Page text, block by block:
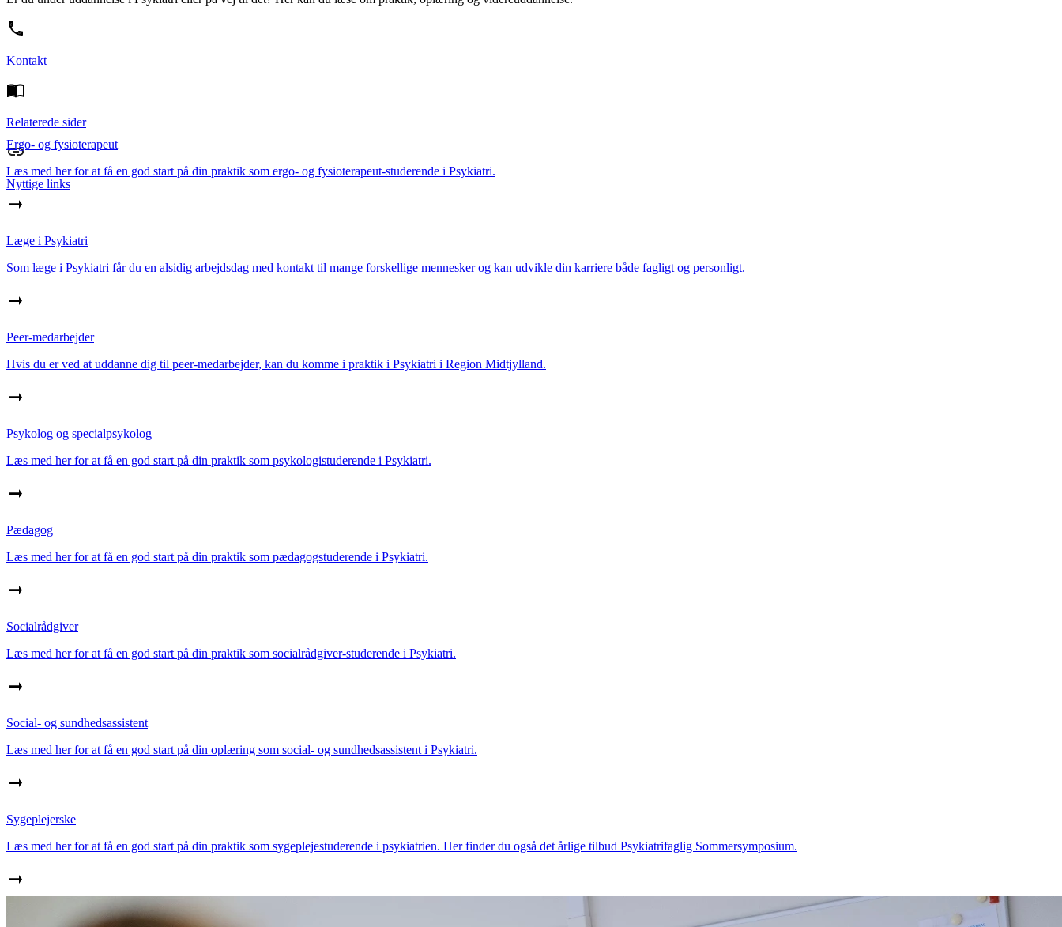
Kontakt
Relaterede sider
Nyttige links
Ergo- og fysioterapeut
Læs med her for at få en god start på din praktik som ergo- og fysioterapeut-studerende i Psykiatri.
Læge i Psykiatri
Som læge i Psykiatri får du en alsidig arbejdsdag med kontakt til mange forskellige mennesker og kan udvikle din karriere både fagligt og personligt.
Peer-medarbejder
Hvis du er ved at uddanne dig til peer-medarbejder, kan du komme i praktik i Psykiatri i Region Midtjylland.
Psykolog og specialpsykolog
Læs med her for at få en god start på din praktik som psykologistuderende i Psykiatri.
Pædagog
Læs med her for at få en god start på din praktik som pædagogstuderende i Psykiatri.
Socialrådgiver
Læs med her for at få en god start på din praktik som socialrådgiver-studerende i Psykiatri.
Social- og sundhedsassistent
Læs med her for at få en god start på din oplæring som social- og sundhedsassistent i Psykiatri.
Sygeplejerske
Læs med her for at få en god start på din praktik som sygeplejestuderende i psykiatrien. Her finder du også det årlige tilbud Psykiatrifaglig Sommersymposium.